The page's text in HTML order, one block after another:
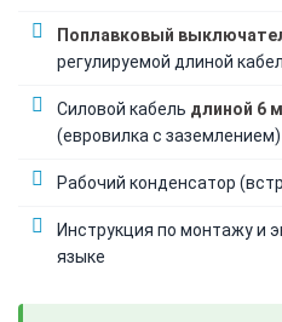
Поплавковый
регулируемой длиной
Силовой кабель длиной 6
(евровилка с заземлением)
Рабочий конденсатор
Инструкция по монтажу и
языке